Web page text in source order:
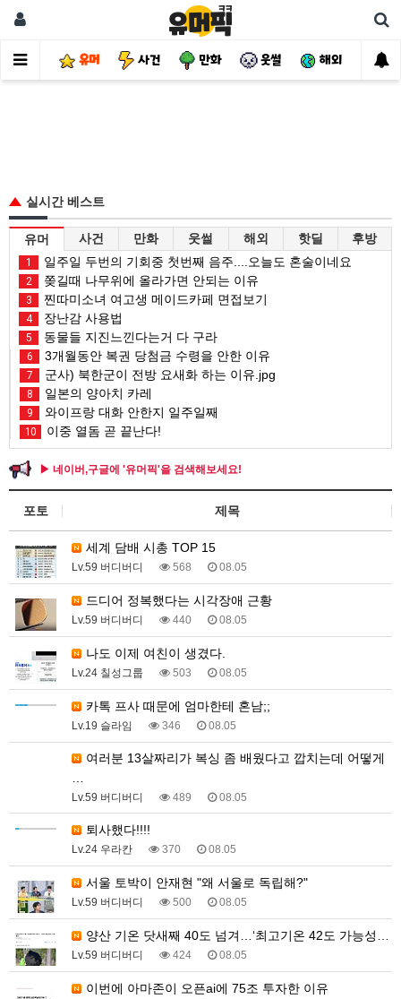
유머 사건 만화 웃썰 해외 핫
실시간 베스트
유머 사건 만화 웃썰 해외 핫딜 후방
1 일주일 두번의 기회중 첫번째 음주....오늘도 혼술이네요
2 쫒길때 나무위에 올라가면 안되는 이유
3 찐따미소녀 여고생 메이드카페 면접보기
4 장난감 사용법
5 동물들 지진느낀다는거 다 구라
6 3개월동안 복권 당첨금 수령을 안한 이유
7 군사) 북한군이 전방 요새화 하는 이유.jpg
8 일본의 양아치 카레
9 와이프랑 대화 안한지 일주일째
10 이중 열돔 곧 끝난다!
▶ 네이버,구글에 '유머픽'을 검색해보세요!
포토 제목
세계 담배 시총 TOP 15
Lv.59 버디버디 568 08.05
드디어 정복했다는 시각장애 근황
Lv.59 버디버디 440 08.05
나도 이제 여친이 생겼다.
Lv.24 칠성그룹 503 08.05
카톡 프사 때문에 엄마한테 혼남;;
Lv.19 슬라임 346 08.05
Lv.59 버디버디 489 08.05
퇴사했다!!!!
Lv.24 우라칸 370 08.05
서울 토박이 안재현 "왜 서울로 독립해?"
Lv.59 버디버디 500 08.05
양산 기온 닷새째 40도 넘겨…‘최고기온 42도 가능성…
Lv.59 버디버디 424 08.05
이번에 아마존이 오픈ai에 75조 투자한 이유